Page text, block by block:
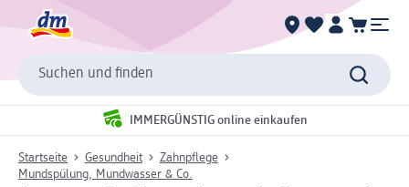
Suchen und finden
IMMERGÜNSTIG online einkaufen
Startseite Gesundheit
Zahnpflege
Mundspülung, Mundwasser & Co.